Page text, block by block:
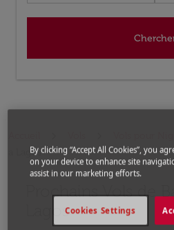
a Lagos
Prochains Vols de
Lagos
By clicking “Accept All Cookies”, you
on your device to enhance site
assist in our marketing efforts.
Cookies Settings